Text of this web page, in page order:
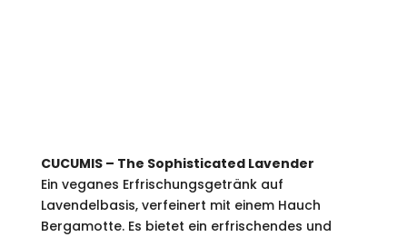
CUCUMIS – The Sophisticated Lavender
Ein veganes Erfrischungsgetränk auf
Lavendelbasis, verfeinert mit einem Hauch
Bergamotte. Es bietet ein erfrischendes und